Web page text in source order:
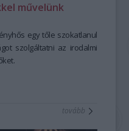
művelünk
egy tőle szokatlanul
szolgáltatni az irodalmi
tovább